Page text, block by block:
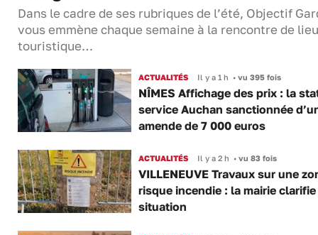
Dans le cadre de ses rubriques de l’été, Objectif
vous emmène chaque semaine à la rencontre de
touristique…
ACTUALITÉS Il y a 1 h •vu 395 fois
NÎMES Affichage des prix : la
service Auchan sanctionnée
amende de 7 000 euros
ACTUALITÉS Il y a 2 h •vu 83 fois
VILLENEUVE Travaux sur une
risque incendie : la mairie
situation